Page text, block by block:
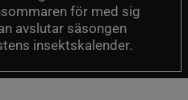
för med sig
avslutar säsongen
insektskalender.